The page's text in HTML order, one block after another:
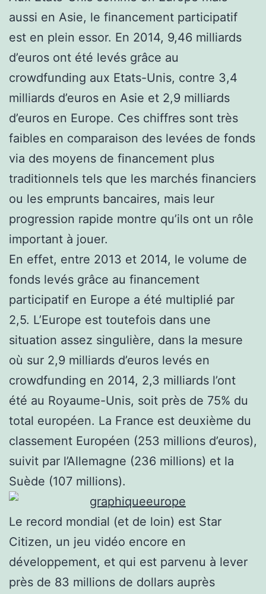
aussi en Asie, le financement participatif
est en plein essor. En 2014, 9,46 milliards
d’euros ont été levés grâce au
crowdfunding aux Etats-Unis, contre 3,4
milliards d’euros en Asie et 2,9 milliards
d’euros en Europe. Ces chiffres sont très
faibles en comparaison des levées de fonds
via des moyens de financement plus
traditionnels tels que les marchés financiers
ou les emprunts bancaires, mais leur
progression rapide montre qu’ils ont un rôle
important à jouer.
En effet, entre 2013 et 2014, le volume de
fonds levés grâce au financement
participatif en Europe a été multiplié par
2,5. L’Europe est toutefois dans une
situation assez singulière, dans la mesure
où sur 2,9 milliards d’euros levés en
crowdfunding en 2014, 2,3 milliards l’ont
été au Royaume-Unis, soit près de 75% du
total européen. La France est deuxième du
classement Européen (253 millions d’euros),
suivit par l’Allemagne (236 millions) et la
Suède (107 millions).
Le record mondial (et de loin) est Star
Citizen, un jeu vidéo encore en
développement, et qui est parvenu à lever
près de 83 millions de dollars auprès